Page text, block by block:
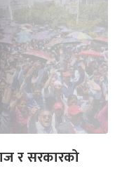
र सरकारको